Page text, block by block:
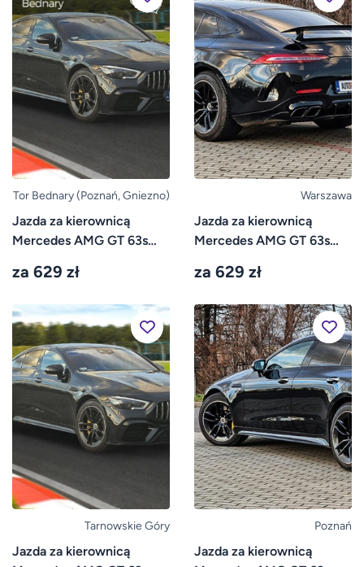
Tor Bednary (Poznań, Gniezno)
Jazda za kierownicą
Mercedes AMG GT 63s
za 629 zł
Warszawa
Jazda za kierownicą
Mercedes AMG GT 63s
za 629 zł
Tarnowskie Góry
Jazda za kierownicą
Poznań
Jazda za kierownicą